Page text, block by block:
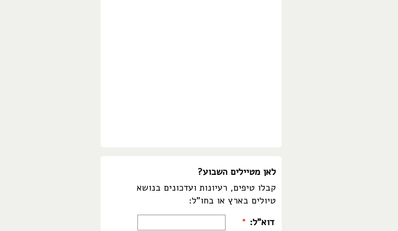
לאן מטיילים השבוע?
קבלו טיפים, רעיונות ועדכונים בנושא
טיולים בארץ או בחו"ל:
דוא"ל: *